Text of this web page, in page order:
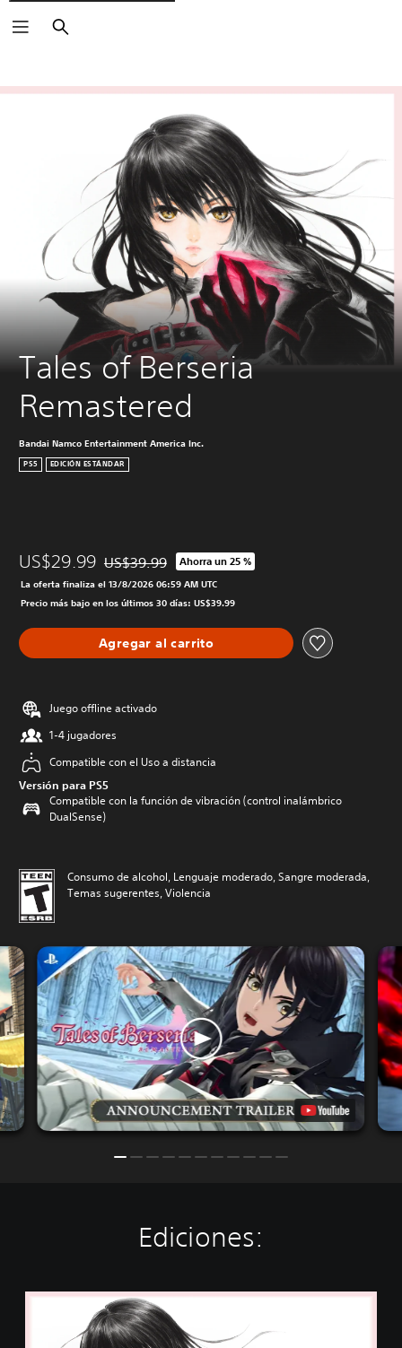
Buscar
Tales of Berseria
Remastered
Bandai Namco Entertainment America Inc.
PS5 EDICIÓN ESTÁNDAR
US$29.99 Rebajado del precio original de US$39.99
US$39.99 Ahorra un 25 %
La oferta finaliza el 13/8/2026 06:59 AM UTC
Precio más bajo en los últimos 30 días: US$39.99
Agregar al carrito
Juego offline activado
1-4 jugadores
Compatible con el Uso a distancia
Versión para PS5
Compatible con la función de vibración (control inalámbrico
DualSense)
Consumo de alcohol, Lenguaje moderado, Sangre moderada,
Temas sugerentes, Violencia
Ediciones: